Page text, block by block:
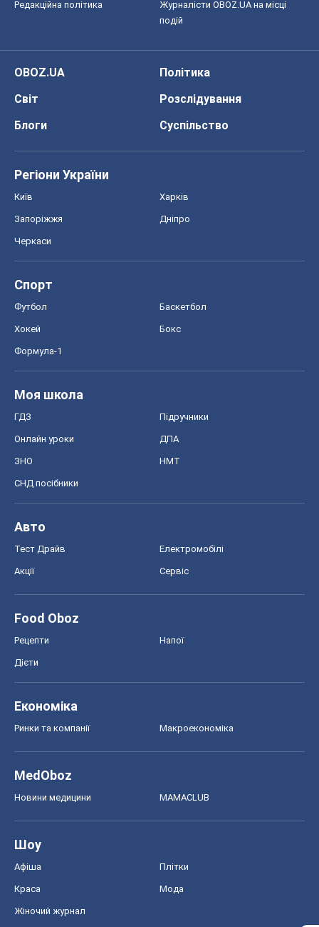
Редакційна політика
Журналісти OBOZ.UA на місці
подій
OBOZ.UA
Політика
Світ
Розслідування
Блоги
Суспільство
Регіони України
Київ Харків
Запоріжжя Дніпро
Черкаси
Спорт
Футбол Баскетбол
Хокей Бокс
Формула-1
Моя школа
ГДЗ Підручники
Онлайн уроки ДПА
ЗНО НМТ
СНД посібники
Авто
Тест Драйв Електромобілі
Акції Сервіс
Food Oboz
Рецепти Напої
Дієти
Економіка
Ринки та компанії Макроекономіка
MedOboz
Новини медицини MAMACLUB
Шоу
Афіша Плітки
Краса Мода
Жіночий журнал